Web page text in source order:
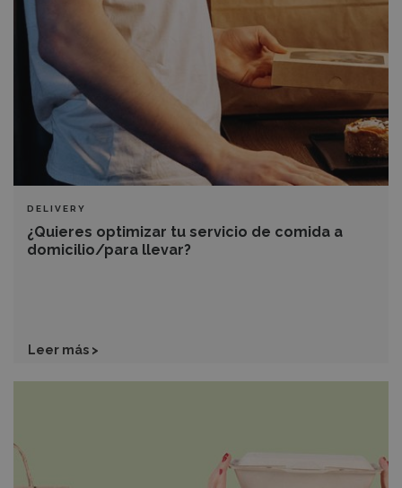
DELIVERY
¿Quieres optimizar tu servicio de comida a
domicilio/para llevar?
servicio
de
comida
domicilio/para
llevar?
Leer más >
y
Take-